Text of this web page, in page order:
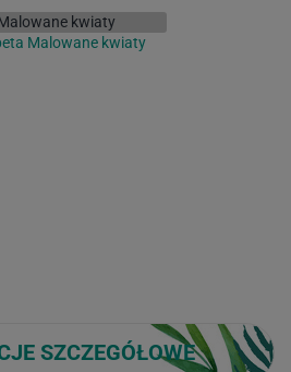
Malowane kwiaty
SZCZEGÓŁOWE